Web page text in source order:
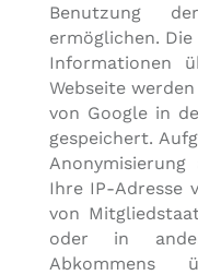
Benutzung
ermöglichen.
Informationen
Webseite
von Google in
gespeichert.
Ihre IP-Adresse
von
oder in
Abkommens